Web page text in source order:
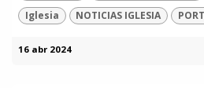
Iglesia
NOTICIAS IGLESIA
16 abr 2024